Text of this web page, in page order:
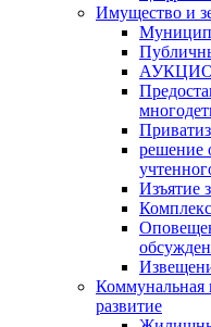
Имущество и
решение
Изъятие
Коммунальная
развитие